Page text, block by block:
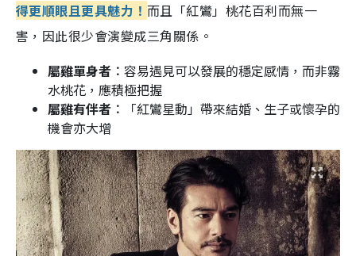
得更順眼且更具魅力！ 而且「紅鸞」桃花百利而無一
害，因此很少會演變成三角關係。
屬雞單身者︰ 容易遇見可以發展的穩定感情，而非霧
水桃花，應積極把握
屬雞有伴者︰
「紅鸞星動」帶來結婚、生子或懷孕的
機會亦大增